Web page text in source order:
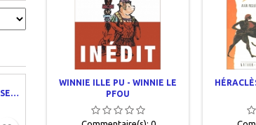
LINGUA LATINA PER SE ILLUSTRATA. PARS I : FAMILIA ROMANA
WINNIE ILLE PU - WINNIE LE
PFOU